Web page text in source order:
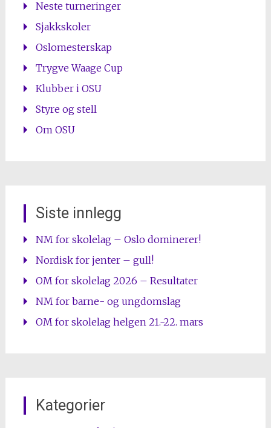
Neste turneringer
Sjakkskoler
Oslomesterskap
Trygve Waage Cup
Klubber i OSU
Styre og stell
Om OSU
Siste innlegg
NM for skolelag – Oslo dominerer!
Nordisk for jenter – gull!
OM for skolelag 2026 – Resultater
NM for barne- og ungdomslag
OM for skolelag helgen 21.-22. mars
Kategorier